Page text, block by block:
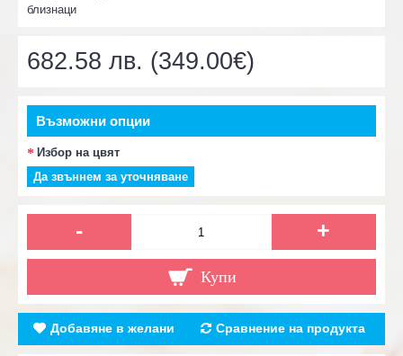
близнаци
682.58 лв. (349.00€)
Възможни опции
Избор на цвят
Да звъннем за уточняване
- +
Купи
Добавяне в желани Сравнение на продукта